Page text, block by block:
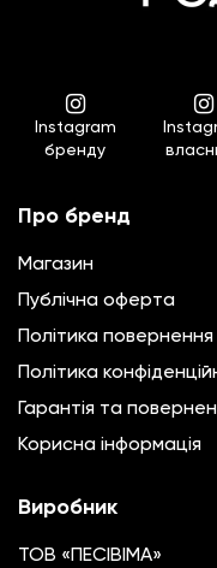
Instagram
бренду
Про бренд
Магазин
Публічна оферта
Політика повернення
Полiтика
Гарантiя та
Корисна інформація
Виробник
ТОВ «ПЕСІВІМА»